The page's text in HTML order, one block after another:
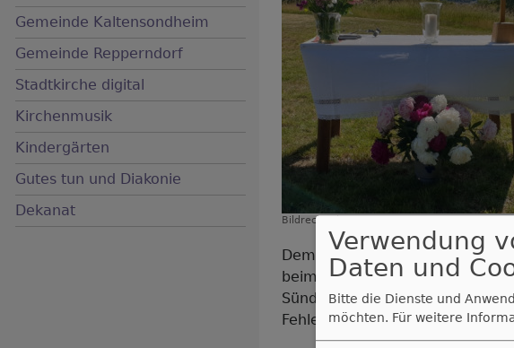
Hauptnavigation
Gemeinde Kaltensondheim
Gemeinde Repperndorf
Stadtkirche digital
Kirchenmusik
Kindergärten
Gutes tun und Diakonie
Dekanat
Bildrechte beim Autor
Demut im eigentlichen Sinn hat
beim Zöllner im Gleichnis
Sünderin. Gefangen in
Fehlern, der Vergebung
Verwendung
Daten und
Bitte die Dienste und
möchten. Für weitere